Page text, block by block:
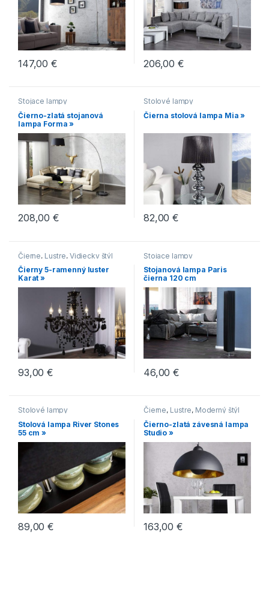
147,00€ 206,00€
Stojace lampy
Čierno-zlatá stojanová
lampa Forma »
208,00€
Stolové lampy
Čierna stolová lampa Mia »
82,00€
Čierne, Lustre, Vidiecky štýl
Čierny 5-ramenný luster
Karat »
93,00€
Stojace lampy
Stojanová lampa Paris
čierna 120 cm
46,00€
Stolové lampy
Stolová lampa River Stones
55 cm »
89,00€
Čierne, Lustre, Moderný štýl
Čierno-zlatá závesná lampa
Studio »
163,00€